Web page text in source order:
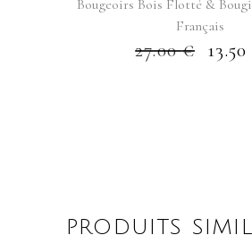
Bougeoirs Bois Flotté &
Français
27.00€ 13.50
PRODUITS